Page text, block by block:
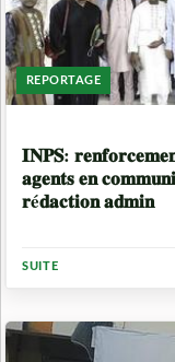
REPORTAGE
𝐈𝐍𝐏𝐒:
𝐚𝐠𝐞𝐧𝐭𝐬 𝐞𝐧
𝐫é𝐝𝐚𝐜𝐭𝐢𝐨𝐧 𝐚𝐝𝐦𝐢𝐧
SUITE